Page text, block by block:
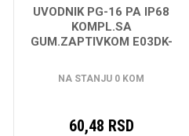
UVODNIK PG-16 PA IP68
KOMPL.SA
GUM.ZAPTIVKOM E03DK-
NA STANJU 0 KOM
60,48 RSD